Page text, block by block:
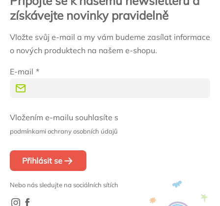
získávejte novinky pravidelně
Vložte svůj e-mail a my vám budeme zasílat informace
o nových produktech na našem e-shopu.
E-mail
Vložením e-mailu souhlasíte s
podmínkami ochrany osobních údajů
Přihlásit se
Nebo nás sledujte na sociálních sítích